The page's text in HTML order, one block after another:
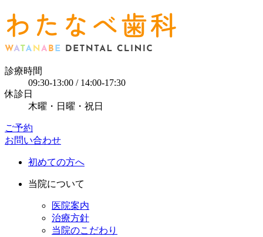
診療時間
09:30-13:00 / 14:00-17:30
休診日
木曜・日曜・祝日
ご予約
お問い合わせ
初めての方へ
当院について
医院案内
治療方針
当院のこだわり